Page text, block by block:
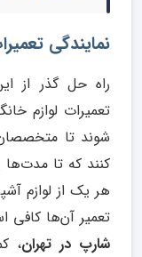
نمایندگی
راه حل گذر از
تعمیرات لوازم
شوند تا متخصصان
کنند که تا مدت‌ها
هر یک از لوازم
تعمیر آن‌ها کافی
شارپ در تهران،